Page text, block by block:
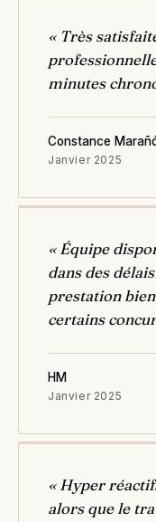
« Très
minutes
Constance
Janvier 2025
« Équipe
dans des
prestation
certains
HM
Janvier 2025
« Hyper
alors que le